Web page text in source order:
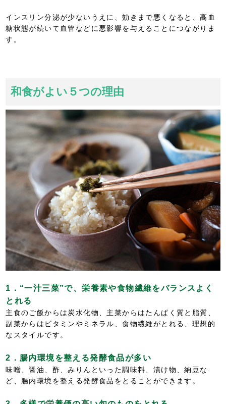
インスリン分泌が少ないうえに、効きまで悪くなると、高血
糖状態が続いて血管などに悪影響を与えることにつながりま
す。
和食がよい５つの理由
1．“一汁三菜”で、栄養素や食物繊維をバランスよく
とれる
主食のご飯からは炭水化物、主菜からはたんぱく質と脂質、
副菜からはビタミンやミネラル、食物繊維がとれる、理想的
なスタイルです。
2．腸内環境を整える発酵食品が多い
味噌、醤油、酢、みりんといった調味料、漬け物、納豆な
ど、腸内環境を整える発酵食品をとることができます。